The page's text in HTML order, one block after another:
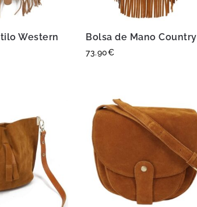
Western Bolsa de Mano Country
73.90€